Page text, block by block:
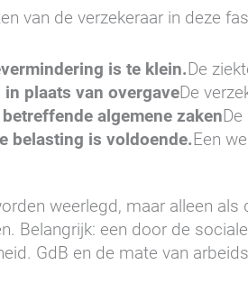
van de verzekeraar in deze
is te klein.De
plaats van overgaveDe
algemene zaken
belasting is voldoende.Een
weerlegd, maar alleen
Belangrijk: een door de
GdB en de mate van